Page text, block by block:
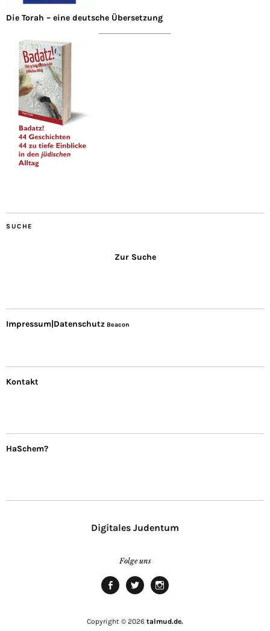
Die Torah – eine deutsche Übersetzung
SUCHE
Zur Suche
Impressum|Datenschutz Beacon
Kontakt
HaSchem?
Digitales Judentum
Folge uns
Copyright © 2026 talmud.de.